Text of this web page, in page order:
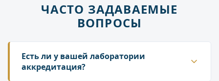
ЧАСТО ЗАДАВАЕМЫЕ
ВОПРОСЫ
Есть ли у вашей лаборатории
аккредитация?